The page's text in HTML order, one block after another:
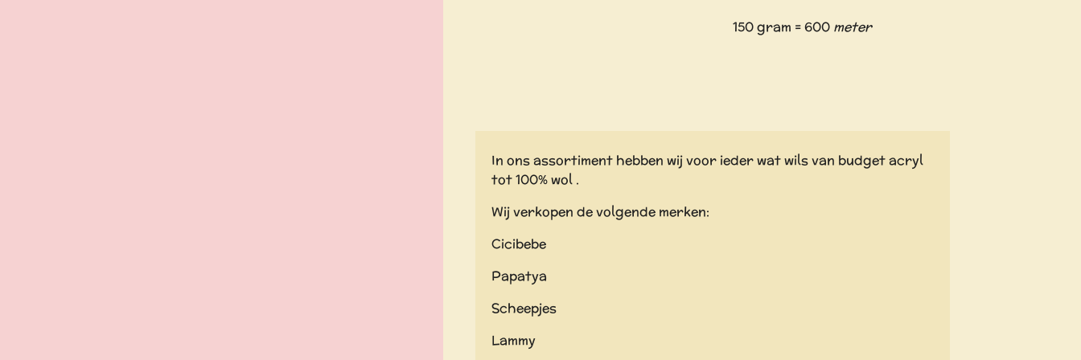
150 gram = 600 meter
In ons assortiment hebben wij voor ieder wat wils van budget acryl
tot 100% wol .
Wij verkopen de volgende merken:
Cicibebe
Papatya
Scheepjes
Lammy